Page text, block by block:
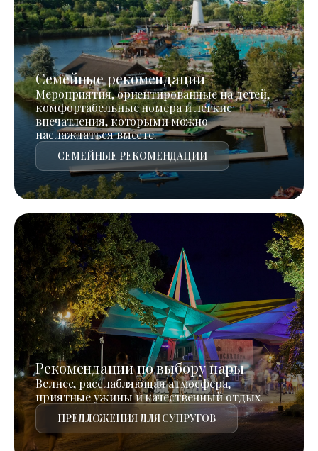
Семейные рекомендации
Мероприятия, ориентированные на детей,
комфортабельные номера и легкие
впечатления, которыми можно
наслаждаться вместе.
СЕМЕЙНЫЕ РЕКОМЕНДАЦИИ
Рекомендации по выбору пары
Велнес, расслабляющая атмосфера,
приятные ужины и качественный отдых.
ПРЕДЛОЖЕНИЯ ДЛЯ СУПРУГОВ